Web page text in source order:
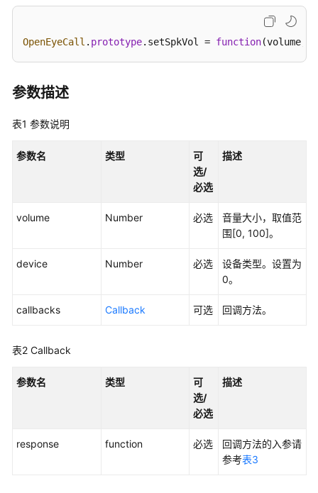
格
说
发
南
概
用
入
VOIP
视
OpenEyeCall . prototype. setSpkVol = function(volume,
参数描述
表1 参数说明
参数名 类型
可
选/
必选
描述
volume Number 必选
音量大小，取值范
围[0, 100]。
device Number 必选
设备类型。设置为
0。
callbacks Callback 可选 回调方法。
表2 Callback
参数名 类型
可
选/
必选
描述
response function 必选
回调方法的入参请
参考表3